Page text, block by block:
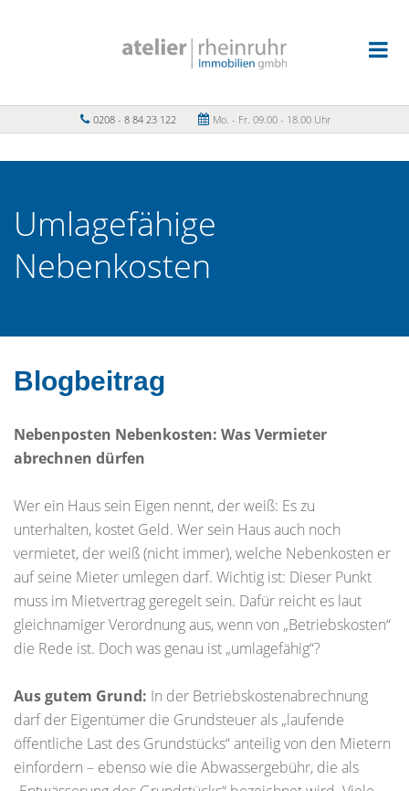
0208 - 8 84 23 122 Mo. - Fr. 09.00 - 18.00 Uhr
Umlagefähige
Nebenkosten
Blogbeitrag
Nebenposten Nebenkosten: Was Vermieter
abrechnen dürfen
Wer ein Haus sein Eigen nennt, der weiß: Es zu
unterhalten, kostet Geld. Wer sein Haus auch noch
vermietet, der weiß (nicht immer), welche Nebenkosten er
auf seine Mieter umlegen darf. Wichtig ist: Dieser Punkt
muss im Mietvertrag geregelt sein. Dafür reicht es laut
gleichnamiger Verordnung aus, wenn von „Betriebskosten“
die Rede ist. Doch was genau ist „umlagefähig“?
Aus gutem Grund: In der Betriebskostenabrechnung
darf der Eigentümer die Grundsteuer als „laufende
öffentliche Last des Grundstücks“ anteilig von den Mietern
einfordern – ebenso wie die Abwassergebühr, die als